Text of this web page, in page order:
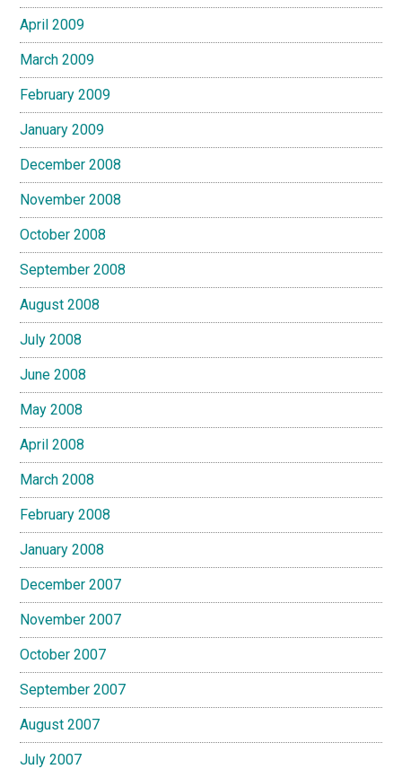
April 2009
March 2009
February 2009
January 2009
December 2008
November 2008
October 2008
September 2008
August 2008
July 2008
June 2008
May 2008
April 2008
March 2008
February 2008
January 2008
December 2007
November 2007
October 2007
September 2007
August 2007
July 2007